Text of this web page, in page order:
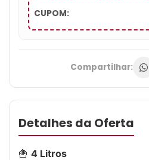
CUPOM:
Compartilhar:
Detalhes da Oferta
🍟 4 Litros